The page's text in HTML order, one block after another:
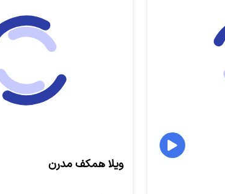
ویلا همکف مدرن